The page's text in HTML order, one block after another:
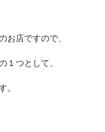
お店ですので、
１つとして、
。